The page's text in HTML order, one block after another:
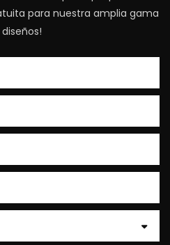
para nuestra amplia gama